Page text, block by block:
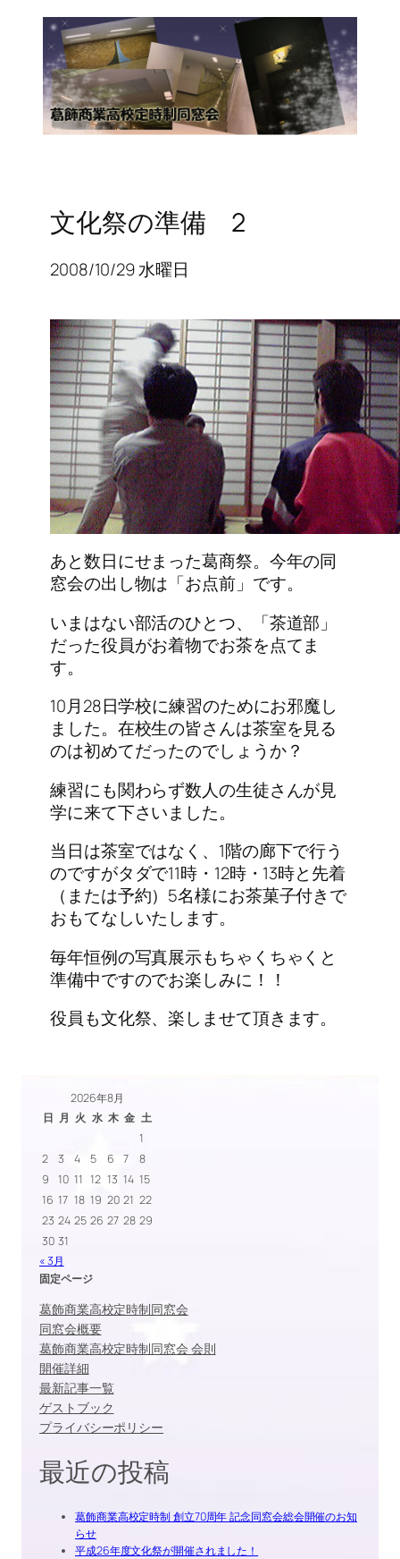
文化祭の準備 2
2008/10/29 水曜日
あと数日にせまった葛商祭。今年の同
窓会の出し物は「お点前」です。
いまはない部活のひとつ、「茶道部」
だった役員がお着物でお茶を点てま
す。
10月28日学校に練習のためにお邪魔し
ました。在校生の皆さんは茶室を見る
のは初めてだったのでしょうか？
練習にも関わらず数人の生徒さんが見
学に来て下さいました。
当日は茶室ではなく、1階の廊下で行う
のですがタダで11時・12時・13時と先着
（または予約）5名様にお茶菓子付きで
おもてなしいたします。
毎年恒例の写真展示もちゃくちゃくと
準備中ですのでお楽しみに！！
役員も文化祭、楽しませて頂きます。
2026年8月
日 月 火 水 木 金 土
1
2
3 4 5 6 7
8
9
10 11 12 13 14 15
16 17 18 19 20 21 22
23 24 25 26 27 28 29
30 31
« 3月
固定ページ
葛飾商業高校定時制同窓会
同窓会概要
葛飾商業高校定時制同窓会 会則
開催詳細
最新記事一覧
ゲストブック
プライバシーポリシー
最近の投稿
葛飾商業高校定時制 創立70周年 記念同窓会総会開催のお知
らせ
平成26年度文化祭が開催されました！